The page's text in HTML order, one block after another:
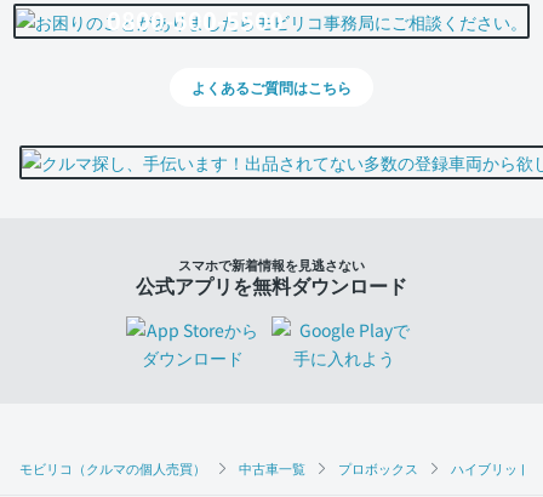
モビリコ（クルマの個人売買） 中古車一覧 プロボックス ハイブリッド
0800-500-5500
よくあるご質問はこちら
スマホで新着情報を見逃さない
公式アプリを無料ダウンロード